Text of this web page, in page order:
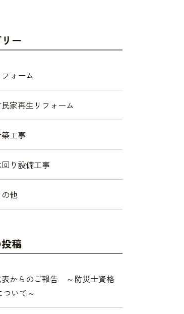
ー
フォーム
家再生リフォーム
工事
り設備工事
の他
稿
からのご報告 ～防災士資格
いて～